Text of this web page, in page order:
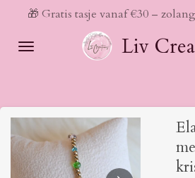
naar
Liv
🎁 Gratis tasje vanaf €30 –